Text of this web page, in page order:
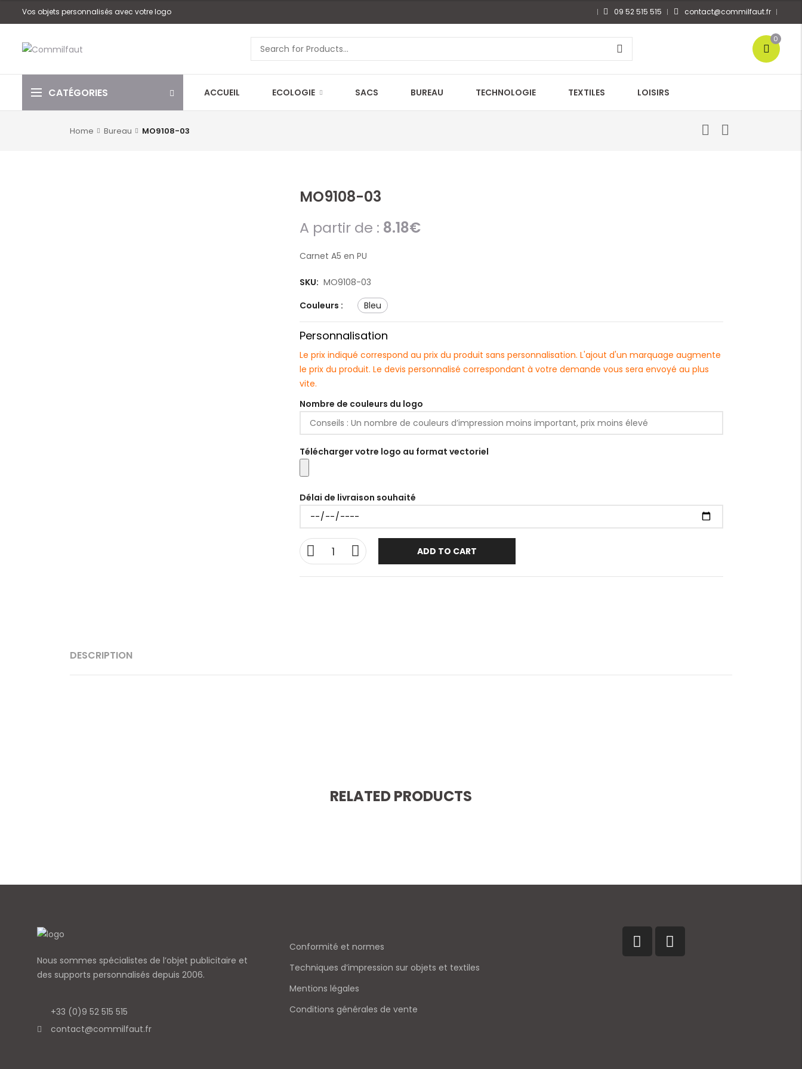
Vos objets personnalisés avec votre logo 09 52 515 515 contact@commilfaut.fr
0
CATÉGORIES ACCUEIL ECOLOGIE SACS BUREAU TECHNOLOGIE TEXTILES LOISIRS
Home Bureau MO9108-03
MO9108-03
A partir de : 8.18€
Carnet A5 en PU
SKU: MO9108-03
Couleurs :
bleu
Personnalisation
Le prix indiqué correspond au prix du produit sans personnalisation. L'ajout d'un marquage augmente
le prix du produit. Le devis personnalisé correspondant à votre demande vous sera envoyé au plus
vite.
Nombre de couleurs du logo
Télécharger votre logo au format vectoriel
Délai de livraison souhaité
ADD TO CART
DESCRIPTION
RELATED PRODUCTS
Nous sommes spécialistes de l’objet publicitaire et
des supports personnalisés depuis 2006.
+33 (0)9 52 515 515
contact@commilfaut.fr
Conformité et normes
Techniques d’impression sur objets et textiles
Mentions légales
Conditions générales de vente